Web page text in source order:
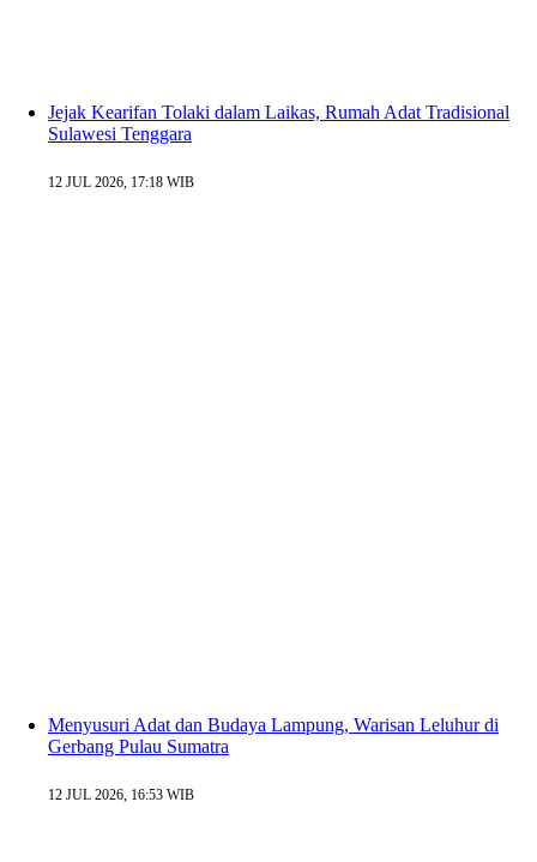
Jejak Kearifan Tolaki dalam Laikas, Rumah Adat Tradisional
Sulawesi Tenggara
12 JUL 2026, 17:18 WIB
Menyusuri Adat dan Budaya Lampung, Warisan Leluhur di
Gerbang Pulau Sumatra
12 JUL 2026, 16:53 WIB